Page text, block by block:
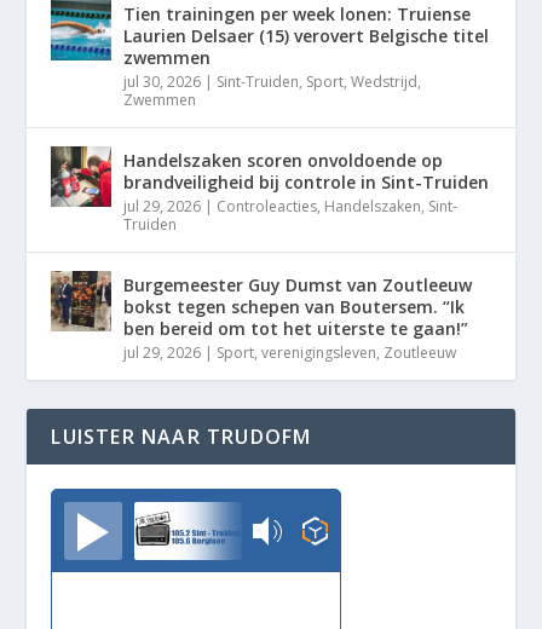
Tien trainingen per week lonen: Truiense
Laurien Delsaer (15) verovert Belgische titel
zwemmen
jul 30, 2026 | Sint-Truiden, Sport,Wedstrijd,
Zwemmen
Handelszaken scoren onvoldoende op
brandveiligheid bij controle in Sint-Truiden
jul 29, 2026 | Controleacties, Handelszaken, Sint-
Truiden
Burgemeester Guy Dumst van Zoutleeuw
bokst tegen schepen van Boutersem. “Ik
ben bereid om tot het uiterste te gaan!”
jul 29, 2026 | Sport,verenigingsleven, Zoutleeuw
LUISTER NAAR TRUDOFM
TrudoFM